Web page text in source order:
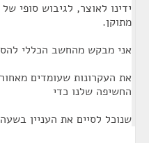
ידינו לאוצר, לגיבוש סופי
מתוקן.
אני מבקש מהחשב הכללי
את העקרונות שעומדים
החשיפה שלנו כדי
שנוכל לסיים את העניין